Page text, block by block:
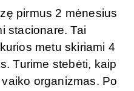
pirmus 2 mėnesius
stacionare. Tai
metu skiriami 4
Turime stebėti, kaip
organizmas. Po